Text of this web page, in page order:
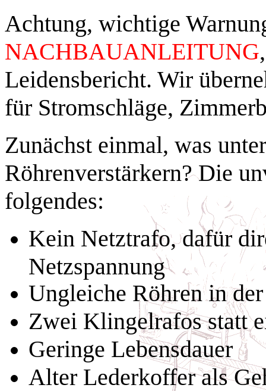
Achtung, wichtige
NACHBAUANLEITUNG
Leidensbericht. Wir
für Stromschläge,
Zunächst einmal, was
Röhrenverstärkern? Die
folgendes:
Kein Netztrafo, dafür
Netzspannung
Ungleiche Röhren in
Zwei Klingelrafos statt
Geringe Lebensdauer
Alter Lederkoffer als